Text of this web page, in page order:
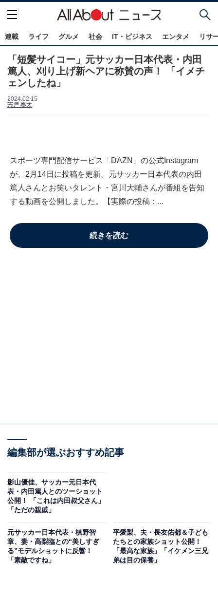
連載 ライフ グルメ 社会 IT・ビジネス エンタメ リサ
「短髪サイコー」元サッカー日本代表・内田
篤人、刈り上げ新ヘアに称賛の声！ 「イメチ
ェンしたね」
2024.02.15
宍戸 奏太
スポーツ専門配信サービス「DAZN」の公式Instagram
が、2月14日に投稿を更新。元サッカー日本代表の内田
篤人さんとお笑いタレント・宮川大輔さんが番組を告知
する動画を公開しました。【実際の投稿：...
続きを読む
編集部が選ぶおすすめ記事
影山優佳、サッカー元日本代
表・内田篤人とのツーショット
公開！ 「これは内田叔父さん」
「ただの親戚」
元サッカー日本代表・槙野智
章、妻・高梨臨との“美しすぎ
る”モデルショットに反響！
「素敵ですね」
平愛梨、夫・長友佑都＆子ども
たちとの家族ショット公開！
「最高な家族」「イケメン三兄
弟は目の保養」